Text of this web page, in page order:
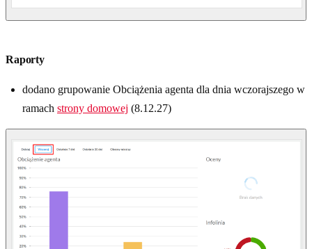
Raporty
dodano grupowanie Obciążenia agenta dla dnia wczorajszego w
ramach strony domowej (8.12.27)